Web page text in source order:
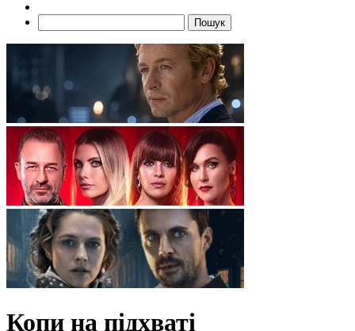
Пошук
Копи на підхваті